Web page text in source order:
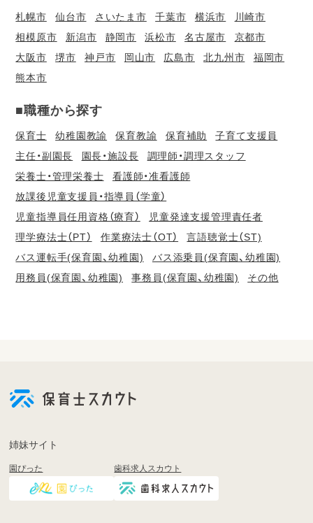
札幌市 仙台市 さいたま市 千葉市 横浜市
川崎市
相模原市
新潟市 静岡市 浜松市 名古屋市
京都市
大阪市
堺市 神戸市 岡山市 広島市 北九州市
福岡市
熊本市
■職種から探す
保育士 幼稚園教諭 保育教諭 保育補助
子育て支援員
主任・副園長
園長・施設長
調理師・調理スタッフ
栄養士・管理栄養士
看護師・准看護師
放課後児童支援員・指導員（学童）
児童指導員任用資格（療育）
児童発達支援管理責任者
理学療法士（PT）
作業療法士（OT）
言語聴覚士（ST)
バス運転手(保育園、幼稚園)
バス添乗員(保育園、幼稚園)
用務員(保育園、幼稚園)
事務員(保育園、幼稚園) その他
登
く
姉妹サイト
園ぴった 歯科求人スカウト